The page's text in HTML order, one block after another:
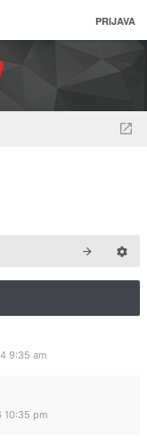
PRIJAVA
9:35 am
10:35 pm